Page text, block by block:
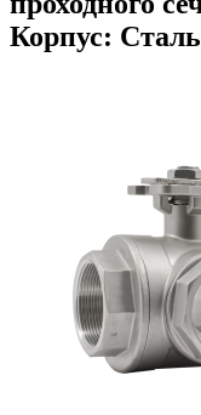
Корпус: